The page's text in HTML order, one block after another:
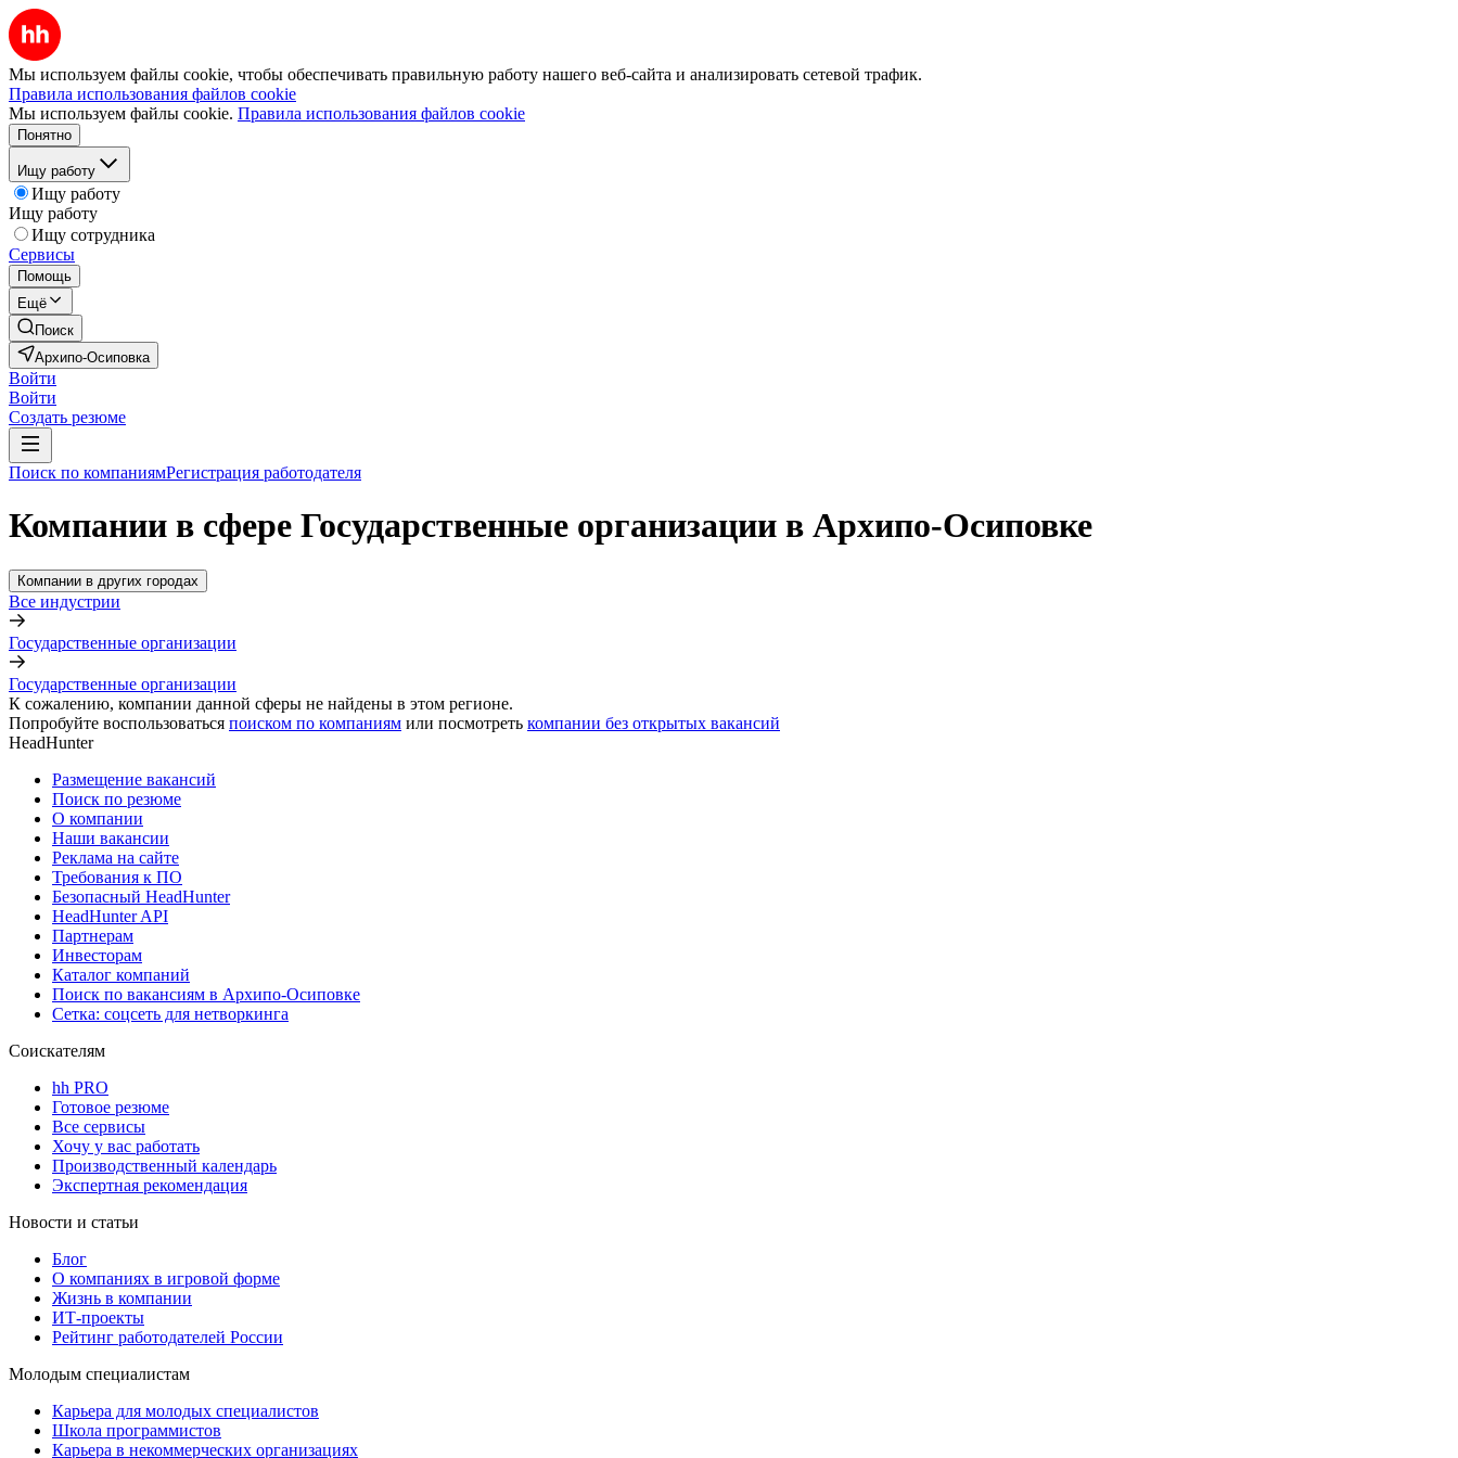
Мы используем файлы cookie, чтобы обеспечивать правильную работу нашего веб-сайта и анализировать сетевой трафик.
Правила использования файлов cookie
Мы используем файлы cookie. Правила использования файлов cookie
Понятно
Ищу работу
Ищу работу
Ищу работу
Ищу сотрудника
Сервисы
Помощь
Ещё
Поиск
Архипо-Осиповка
Войти
Войти
Создать резюме
Поиск по компаниямРегистрация работодателя
Компании в сфере Государственные организации в Архипо-Осиповке
Компании в других городах
Все индустрии
Государственные организации
Государственные организации
К сожалению, компании данной сферы не найдены в этом регионе.
Попробуйте воспользоваться поиском по компаниям или посмотреть компании без открытых вакансий
HeadHunter
Размещение вакансий
Поиск по резюме
О компании
Наши вакансии
Реклама на сайте
Требования к ПО
Безопасный HeadHunter
HeadHunter API
Партнерам
Инвесторам
Каталог компаний
Поиск по вакансиям в Архипо-Осиповке
Сетка: соцсеть для нетворкинга
Соискателям
hh PRO
Готовое резюме
Все сервисы
Хочу у вас работать
Производственный календарь
Экспертная рекомендация
Новости и статьи
Блог
О компаниях в игровой форме
Жизнь в компании
ИТ-проекты
Рейтинг работодателей России
Молодым специалистам
Карьера для молодых специалистов
Школа программистов
Карьера в некоммерческих организациях